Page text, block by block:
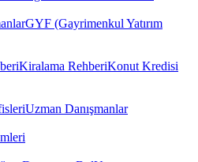
GYF (Gayrimenkul Yatırım
Kiralama RehberiKonut Kredisi
Uzman Danışmanlar